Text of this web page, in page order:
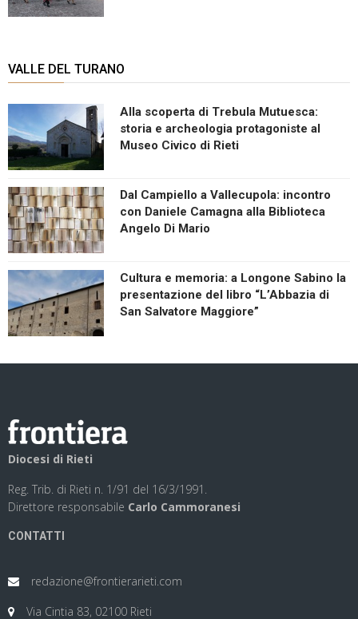
VALLE DEL TURANO
Alla scoperta di Trebula Mutuesca:
storia e archeologia protagoniste al
Museo Civico di Rieti
Dal Campiello a Vallecupola: incontro
con Daniele Camagna alla Biblioteca
Angelo Di Mario
Cultura e memoria: a Longone Sabino la
presentazione del libro “L’Abbazia di
San Salvatore Maggiore”
Diocesi di Rieti
Reg. Trib. di Rieti n. 1/91 del 16/3/1991.
Direttore responsabile Carlo Cammoranesi
CONTATTI
redazione@frontierarieti.com
Via Cintia 83, 02100 Rieti